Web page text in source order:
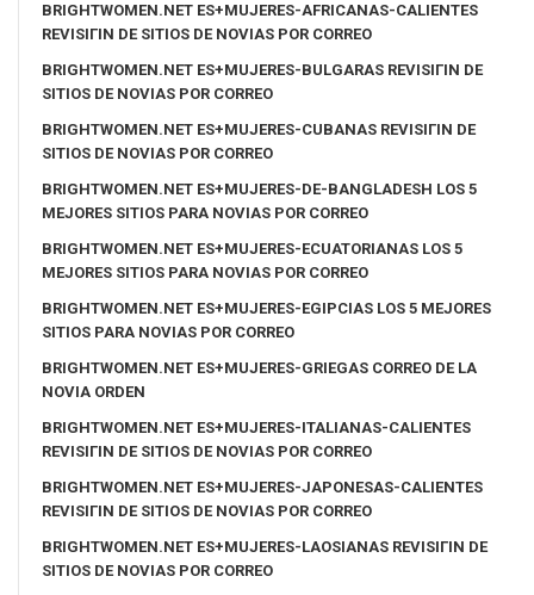
BRIGHTWOMEN.NET ES+MUJERES-AFRICANAS-CALIENTES
REVISIГІN DE SITIOS DE NOVIAS POR CORREO
BRIGHTWOMEN.NET ES+MUJERES-BULGARAS REVISIГІN DE
SITIOS DE NOVIAS POR CORREO
BRIGHTWOMEN.NET ES+MUJERES-CUBANAS REVISIГІN DE
SITIOS DE NOVIAS POR CORREO
BRIGHTWOMEN.NET ES+MUJERES-DE-BANGLADESH LOS 5
MEJORES SITIOS PARA NOVIAS POR CORREO
BRIGHTWOMEN.NET ES+MUJERES-ECUATORIANAS LOS 5
MEJORES SITIOS PARA NOVIAS POR CORREO
BRIGHTWOMEN.NET ES+MUJERES-EGIPCIAS LOS 5 MEJORES
SITIOS PARA NOVIAS POR CORREO
BRIGHTWOMEN.NET ES+MUJERES-GRIEGAS CORREO DE LA
NOVIA ORDEN
BRIGHTWOMEN.NET ES+MUJERES-ITALIANAS-CALIENTES
REVISIГІN DE SITIOS DE NOVIAS POR CORREO
BRIGHTWOMEN.NET ES+MUJERES-JAPONESAS-CALIENTES
REVISIГІN DE SITIOS DE NOVIAS POR CORREO
BRIGHTWOMEN.NET ES+MUJERES-LAOSIANAS REVISIГІN DE
SITIOS DE NOVIAS POR CORREO